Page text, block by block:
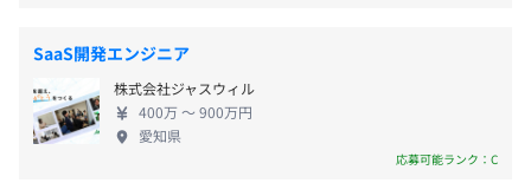
・メモリ16GB以上保証（利用するソフトウェア、仮想化
などにより必要な容量を設定）
あり（3ヵ月）
活用して生産性を向上するとともにクライアントや
ユーザーへの価値提供を最大化することに努めます。
アシアルの価値は「働く人の総合力」がすべて。も
っと成長したい、良いものを作りたいという意欲を
SaaS開発エンジニア
株式会社ジャスウィル
400万 〜 900万円
愛知県
応募可能ランク：C